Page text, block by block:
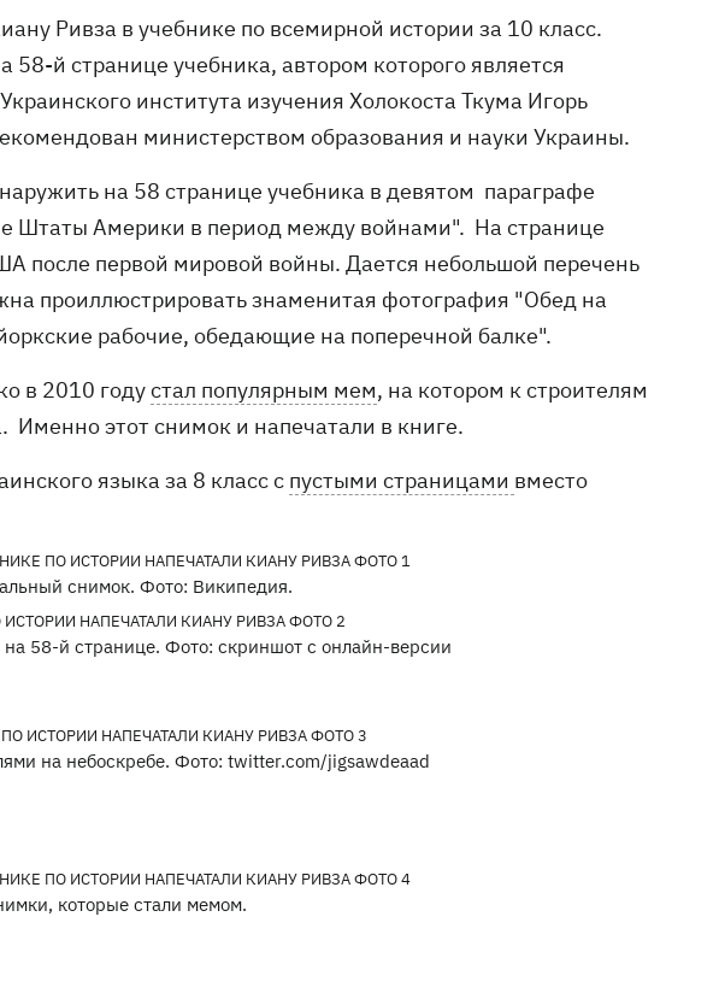
Ривза в учебнике по всемирной истории за 10 класс.
й странице учебника, автором которого является
института изучения Холокоста Ткума Игорь
министерством образования и науки Украины.
на 58 странице учебника в девятом параграфе
Штаты Америки в период между войнами". На странице
после первой мировой войны. Дается небольшой перечень
проиллюстрировать знаменитая фотография "Обед на
рабочие, обедающие на поперечной балке".
в 2010 годустал популярным мем, на котором к строителям
этот снимок и напечатали в книге.
языка за 8 класс с пустыми страницами вместо
снимок. Фото: Википедия.
58-й странице. Фото: скриншот с онлайн-версии
на небоскребе. Фото: twitter.com/jigsawdeaad
которые стали мемом.